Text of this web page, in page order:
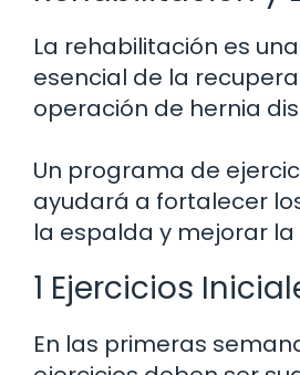
La rehabilitación es
esencial de la
operación de hernia
Un programa de
ayudará a fortalecer
la espalda y mejorar la
1 Ejercicios
En las primeras